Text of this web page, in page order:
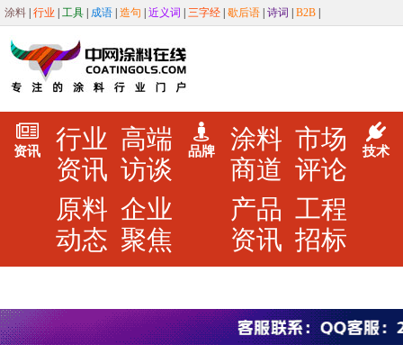
涂料 行业 工具 成语 造句 近义词 三字经 歇后语 诗词 B2B
资讯
行业
资讯
高端
访谈
原料
动态
企业
聚焦
品牌
涂料
商道
市场
评论
产品
资讯
工程
招标
技术